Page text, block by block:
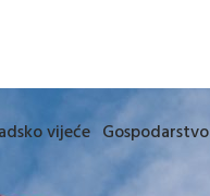
vijeće Gospodarstvo